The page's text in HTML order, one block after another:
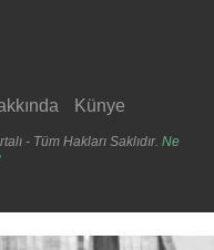
Künye
- Tüm Hakları Saklıdır. Ne